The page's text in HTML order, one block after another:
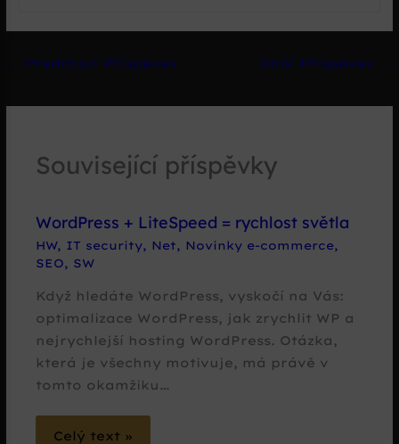
← Předchozí Příspěvek Další Příspěvek →
Související příspěvky
WordPress + LiteSpeed = rychlost světla
HW, IT security, Net, Novinky e-commerce,
SEO, SW
Když hledáte WordPress, vyskočí na Vás:
optimalizace WordPress, jak zrychlit WP a
nejrychlejší hosting WordPress. Otázka,
která je všechny motivuje, má právě v
tomto okamžiku…
Celý text »